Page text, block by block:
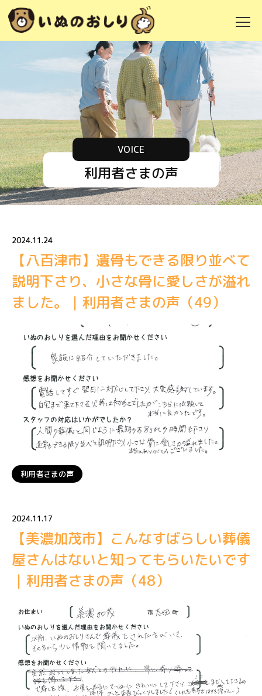
VOICE
利用者さまの声
2024.11.24
【八百津市】遺骨もできる限り並べて
説明下さり、小さな骨に愛しさが溢れ
ました。｜利用者さまの声（49）
利用者さまの声
2024.11.17
【美濃加茂市】こんなすばらしい葬儀
屋さんはないと知ってもらいたいです
｜利用者さまの声（48）